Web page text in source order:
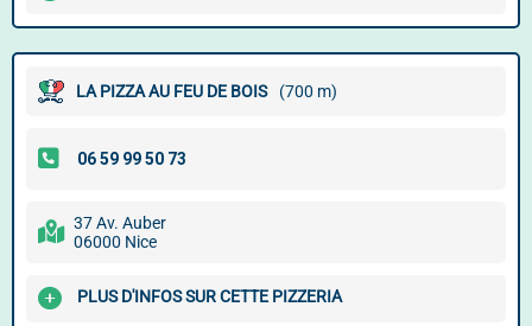
LA PIZZA AU FEU DE BOIS (700 m)
37 Av. Auber
06000 Nice
PLUS D'INFOS SUR CETTE PIZZERIA